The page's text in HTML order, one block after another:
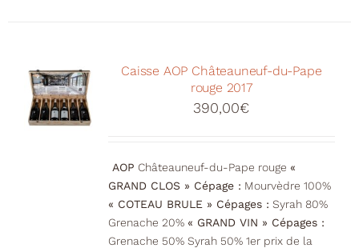
Caisse AOP Châteauneuf-du-Pape
rouge 2017
390,00€
AOP Châteauneuf-du-Pape rouge «
GRAND CLOS » Cépage : Mourvèdre 100%
« COTEAU BRULE » Cépages : Syrah 80%
Grenache 20% « GRAND VIN » Cépages :
Grenache 50% Syrah 50% 1er prix de la